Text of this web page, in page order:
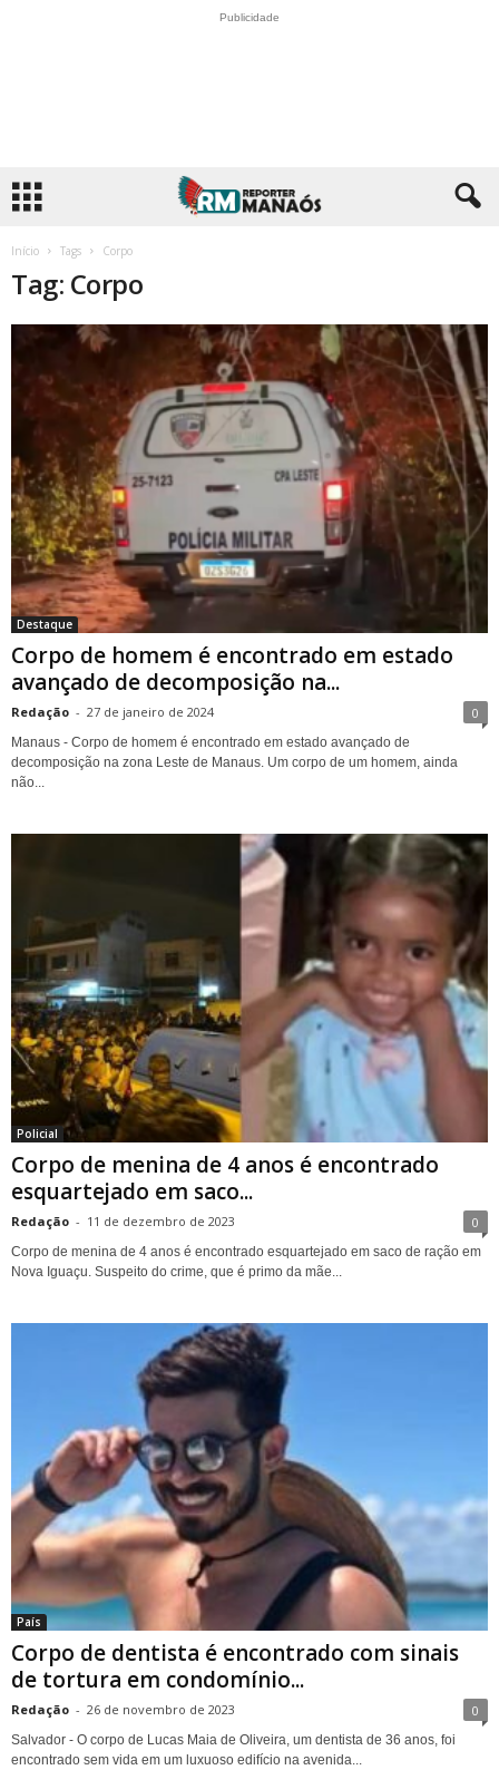
Publicidade
Início Tags Corpo
Tag: Corpo
Destaque
Corpo de homem é encontrado em estado
avançado de decomposição na...
Redação - 27 de janeiro de 2024 0
Manaus - Corpo de homem é encontrado em estado avançado de
decomposição na zona Leste de Manaus. Um corpo de um homem, ainda
não...
Policial
Corpo de menina de 4 anos é encontrado
esquartejado em saco...
Redação - 11 de dezembro de 2023 0
Corpo de menina de 4 anos é encontrado esquartejado em saco de ração em
Nova Iguaçu. Suspeito do crime, que é primo da mãe...
País
Corpo de dentista é encontrado com sinais
de tortura em condomínio...
Redação - 26 de novembro de 2023 0
Salvador - O corpo de Lucas Maia de Oliveira, um dentista de 36 anos, foi
encontrado sem vida em um luxuoso edifício na avenida...